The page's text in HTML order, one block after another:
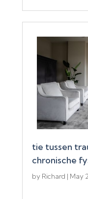
tie tussen
chronische
by Richard | May